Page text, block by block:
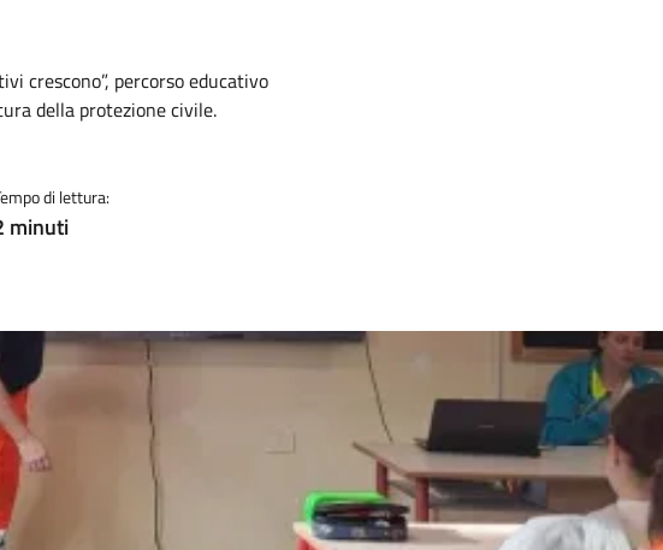
crescono”, percorso educativo
della protezione civile.
di lettura:
minuti